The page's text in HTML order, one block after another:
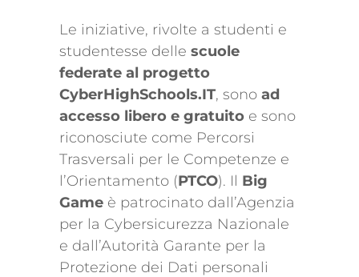
Le iniziative, rivolte a studenti e
studentesse delle scuole
federate al progetto
CyberHighSchools.IT, sono ad
accesso libero e gratuito e sono
riconosciute come Percorsi
Trasversali per le Competenze e
l’Orientamento (PTCO). Il Big
Game è patrocinato dall’Agenzia
per la Cybersicurezza Nazionale
e dall’Autorità Garante per la
Protezione dei Dati personali